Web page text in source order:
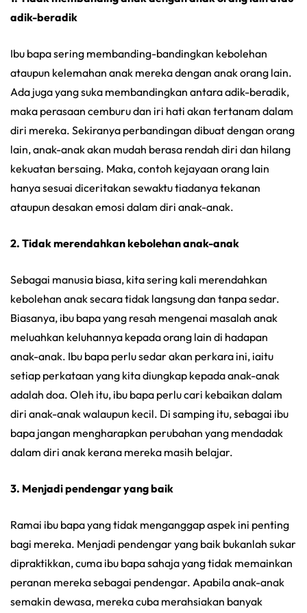
adik-beradik
Ibu bapa sering membanding-bandingkan kebolehan
ataupun kelemahan anak mereka dengan anak orang lain.
Ada juga yang suka membandingkan antara adik-beradik,
maka perasaan cemburu dan iri hati akan tertanam dalam
diri mereka. Sekiranya perbandingan dibuat dengan orang
lain, anak-anak akan mudah berasa rendah diri dan hilang
kekuatan bersaing. Maka, contoh kejayaan orang lain
hanya sesuai diceritakan sewaktu tiadanya tekanan
ataupun desakan emosi dalam diri anak-anak.
2. Tidak merendahkan kebolehan anak-anak
Sebagai manusia biasa, kita sering kali merendahkan
kebolehan anak secara tidak langsung dan tanpa sedar.
Biasanya, ibu bapa yang resah mengenai masalah anak
meluahkan keluhannya kepada orang lain di hadapan
anak-anak. Ibu bapa perlu sedar akan perkara ini, iaitu
setiap perkataan yang kita diungkap kepada anak-anak
adalah doa. Oleh itu, ibu bapa perlu cari kebaikan dalam
diri anak-anak walaupun kecil. Di samping itu, sebagai ibu
bapa jangan mengharapkan perubahan yang mendadak
dalam diri anak kerana mereka masih belajar.
3. Menjadi pendengar yang baik
Ramai ibu bapa yang tidak menganggap aspek ini penting
bagi mereka. Menjadi pendengar yang baik bukanlah sukar
dipraktikkan, cuma ibu bapa sahaja yang tidak memainkan
peranan mereka sebagai pendengar. Apabila anak-anak
semakin dewasa, mereka cuba merahsiakan banyak